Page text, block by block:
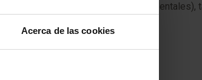
Acerca de las cookies
metálicos, prótesis (incluidas las dentales),
de incidencia.